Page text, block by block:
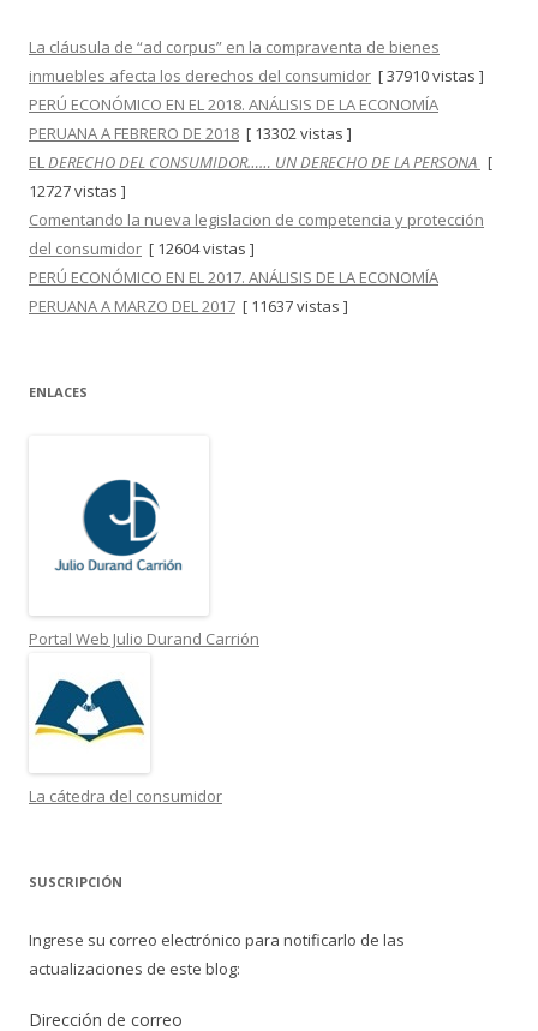
La cláusula de “ad corpus” en la compraventa de bienes
inmuebles afecta los derechos del consumidor [ 37910 vistas ]
PERÚ ECONÓMICO EN EL 2018. ANÁLISIS DE LA ECONOMÍA
PERUANA A FEBRERO DE 2018 [ 13302 vistas ]
ELDERECHO DEL CONSUMIDOR…… UN DERECHO DE LA PERSONA [
12727 vistas ]
Comentando la nueva legislacion de competencia y protección
del consumidor [ 12604 vistas ]
PERÚ ECONÓMICO EN EL 2017. ANÁLISIS DE LA ECONOMÍA
PERUANA A MARZO DEL 2017 [ 11637 vistas ]
ENLACES
Portal Web Julio Durand Carrión
La cátedra del consumidor
SUSCRIPCIÓN
Ingrese su correo electrónico para notificarlo de las
actualizaciones de este blog:
Dirección de correo